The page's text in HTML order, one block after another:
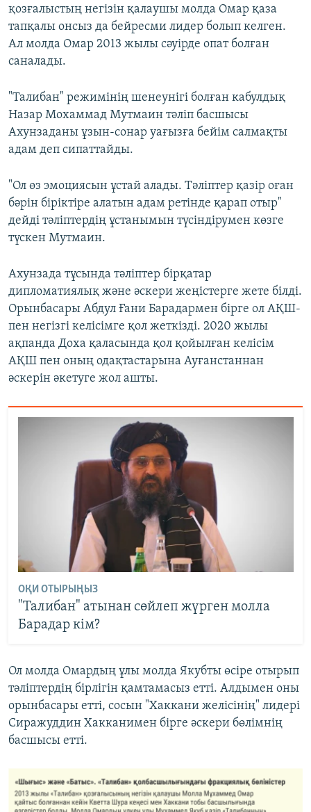
қозғалыстың негізін қалаушы молда Омар қаза
тапқалы онсыз да бейресми лидер болып келген.
Ал молда Омар 2013 жылы сәуірде опат болған
саналады.
"Талибан" режимінің шенеунігі болған кабулдық
Назар Мохаммад Мутмаин тәліп басшысы
Ахунзаданы ұзын-сонар уағызға бейім салмақты
адам деп сипаттайды.
"Ол өз эмоциясын ұстай алады. Тәліптер қазір оған
бәрін біріктіре алатын адам ретінде қарап отыр"
дейді тәліптердің ұстанымын түсіндірумен көзге
түскен Мутмаин.
Ахунзада тұсында тәліптер бірқатар
дипломатиялық және әскери жеңістерге жете білді.
Орынбасары Абдул Ғани Барадармен бірге ол АҚШ-
пен негізгі келісімге қол жеткізді. 2020 жылы
ақпанда Доха қаласында қол қойылған келісім
АҚШ пен оның одақтастарына Ауғанстаннан
әскерін әкетуге жол ашты.
ОҚИ ОТЫРЫҢЫЗ
"Талибан" атынан сөйлеп жүрген молла
Барадар кім?
Ол молда Омардың ұлы молда Якубты өсіре отырып
тәліптердің бірлігін қамтамасыз етті. Алдымен оны
орынбасары етті, сосын "Хаккани желісінің" лидері
Сиражуддин Хакканимен бірге әскери бөлімнің
басшысы етті.